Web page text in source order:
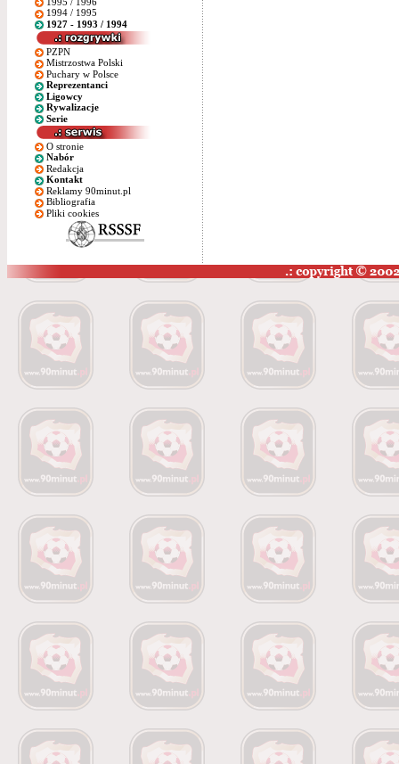
1994 / 1995
1927 - 1993 / 1994
PZPN
Mistrzostwa Polski
Puchary w Polsce
Reprezentanci
Ligowcy
Rywalizacje
Serie
O stronie
Nabór
Redakcja
Kontakt
Reklamy 90minut.pl
Bibliografia
Pliki cookies